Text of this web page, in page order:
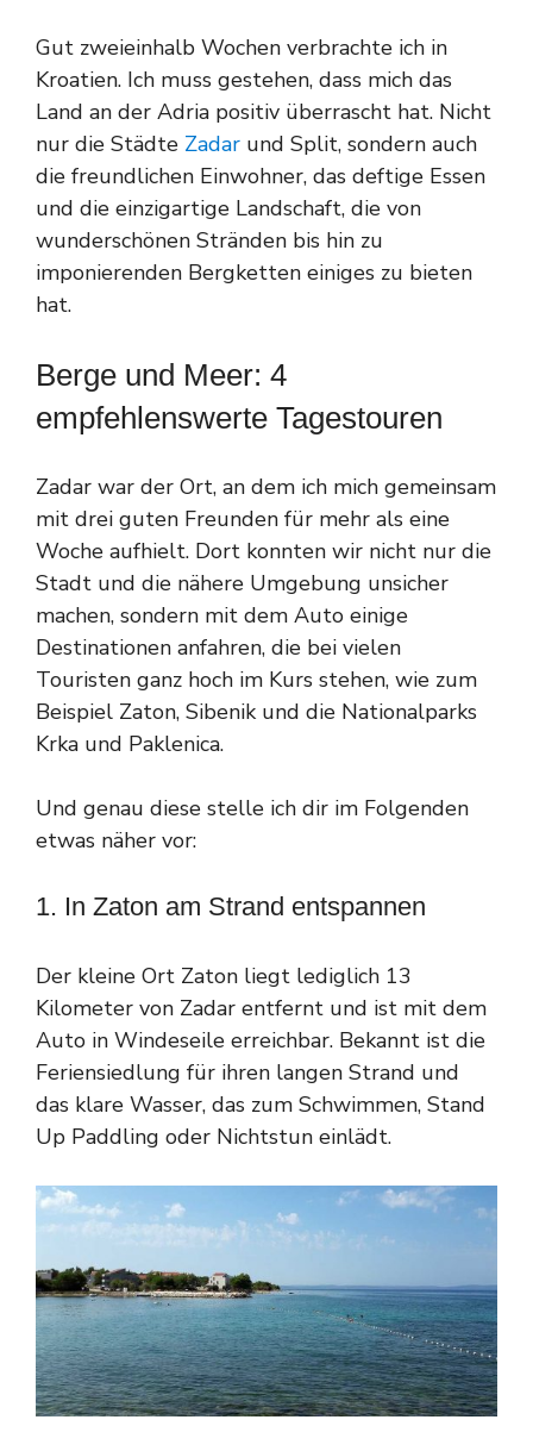
Gut zweieinhalb Wochen verbrachte ich in
Kroatien. Ich muss gestehen, dass mich das
Land an der Adria positiv überrascht hat. Nicht
nur die Städte Zadar und Split, sondern auch
die freundlichen Einwohner, das deftige Essen
und die einzigartige Landschaft, die von
wunderschönen Stränden bis hin zu
imponierenden Bergketten einiges zu bieten
hat.
Berge und Meer: 4
empfehlenswerte Tagestouren
Zadar war der Ort, an dem ich mich gemeinsam
mit drei guten Freunden für mehr als eine
Woche aufhielt. Dort konnten wir nicht nur die
Stadt und die nähere Umgebung unsicher
machen, sondern mit dem Auto einige
Destinationen anfahren, die bei vielen
Touristen ganz hoch im Kurs stehen, wie zum
Beispiel Zaton, Sibenik und die Nationalparks
Krka und Paklenica.
Und genau diese stelle ich dir im Folgenden
etwas näher vor:
1. In Zaton am Strand entspannen
Der kleine Ort Zaton liegt lediglich 13
Kilometer von Zadar entfernt und ist mit dem
Auto in Windeseile erreichbar. Bekannt ist die
Feriensiedlung für ihren langen Strand und
das klare Wasser, das zum Schwimmen, Stand
Up Paddling oder Nichtstun einlädt.